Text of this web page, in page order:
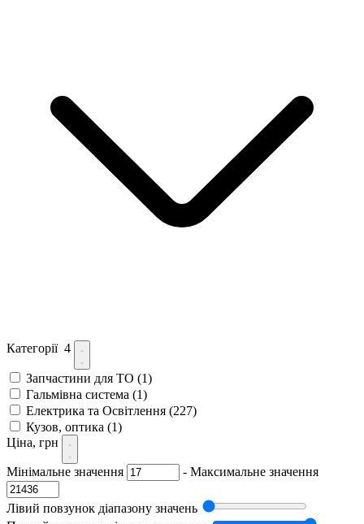
Категорії 4
Запчастини для ТО (1)
Гальмівна система (1)
Електрика та Освітлення (227)
Кузов, оптика (1)
Ціна, грн
Мінімальне значення - Максимальне значення
Лівий повзунок діапазону значень